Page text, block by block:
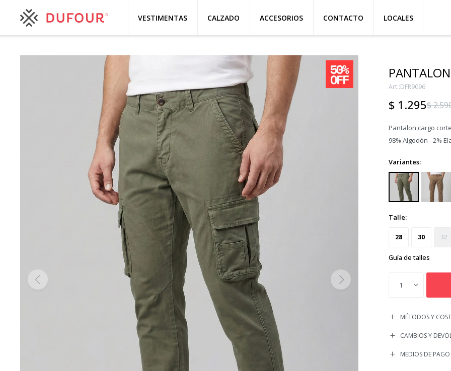
VESTIMENTAS CALZADO ACCESORIOS CONTACTO LOCALES
DFR9096
$ 1.295$
Pantalon cargo
98% Algodón - 2%
Variantes:
Talle:
28 30 32
Guía de talles
1
MÉTODOS Y
CAMBIOS Y
MEDIOS DE PAGO